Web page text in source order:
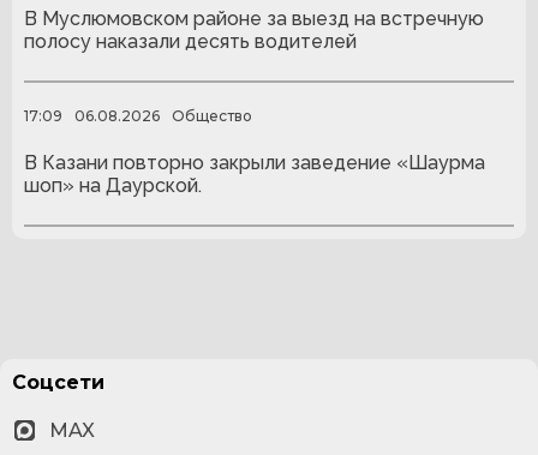
В Муслюмовском районе за выезд на встречную
полосу наказали десять водителей
17:09 06.08.2026 Общество
В Казани повторно закрыли заведение «Шаурма
шоп» на Даурской.
Соцсети
MAX